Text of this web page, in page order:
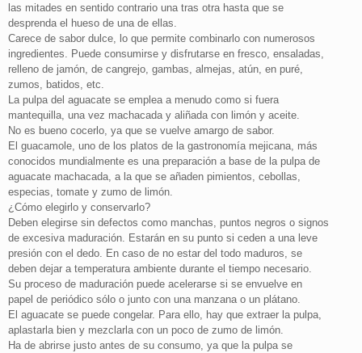
las mitades en sentido contrario una tras otra hasta que se
desprenda el hueso de una de ellas.
Carece de sabor dulce, lo que permite combinarlo con numerosos
ingredientes. Puede consumirse y disfrutarse en fresco, ensaladas,
relleno de jamón, de cangrejo, gambas, almejas, atún, en puré,
zumos, batidos, etc.
La pulpa del aguacate se emplea a menudo como si fuera
mantequilla, una vez machacada y aliñada con limón y aceite.
No es bueno cocerlo, ya que se vuelve amargo de sabor.
El guacamole, uno de los platos de la gastronomía mejicana, más
conocidos mundialmente es una preparación a base de la pulpa de
aguacate machacada, a la que se añaden pimientos, cebollas,
especias, tomate y zumo de limón.
¿Cómo elegirlo y conservarlo?
Deben elegirse sin defectos como manchas, puntos negros o signos
de excesiva maduración. Estarán en su punto si ceden a una leve
presión con el dedo. En caso de no estar del todo maduros, se
deben dejar a temperatura ambiente durante el tiempo necesario.
Su proceso de maduración puede acelerarse si se envuelve en
papel de periódico sólo o junto con una manzana o un plátano.
El aguacate se puede congelar. Para ello, hay que extraer la pulpa,
aplastarla bien y mezclarla con un poco de zumo de limón.
Ha de abrirse justo antes de su consumo, ya que la pulpa se